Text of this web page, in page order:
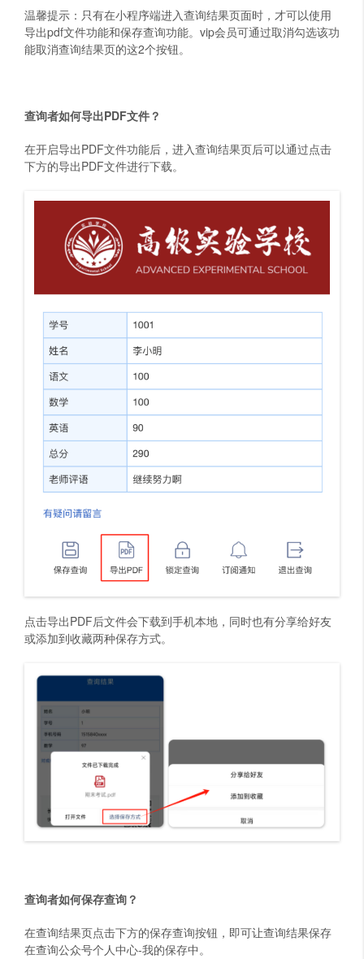
温馨提示：只有在小程序端进入查询结果页面时，才可以使用
导出pdf文件功能和保存查询功能。vip会员可通过取消勾选该功
能取消查询结果页的这2个按钮。
查询者如何导出PDF文件？
在开启导出PDF文件功能后，进入查询结果页后可以通过点击
下方的导出PDF文件进行下载。
点击导出PDF后文件会下载到手机本地，同时也有分享给好友
或添加到收藏两种保存方式。
查询者如何保存查询？
在查询结果页点击下方的保存查询按钮，即可让查询结果保存
在查询公众号个人中心-我的保存中。